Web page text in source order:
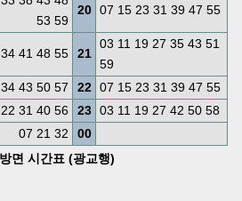
면 시간표 (광교행)
53 59
20 07 15 23 31 39 47 55
41 48 55 21
03 11 19 27 35 43 51
59
43 50 57
22
07 15 23 31 39 47 55
31 40 56
23
03 11 19 27 42 50 58
07 21 32
00